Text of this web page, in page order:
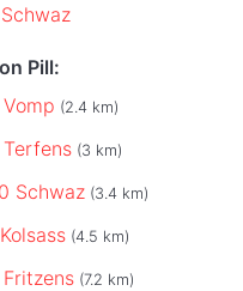
Pill:
(2.4 km)
(3 km)
Schwaz (3.4 km)
(4.5 km)
(7.2 km)